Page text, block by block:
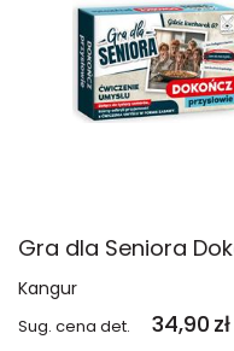
Kangur
Sug. cena det. 34,90 zł